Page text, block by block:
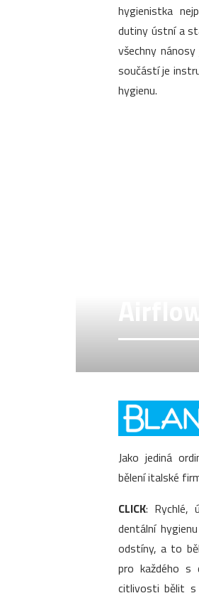
hygienistka
dutiny ústní a
všechny
součástí je
hygienu.
Jako jediná
bělení italské
CLICK: Rychlé,
dentální
odstíny, a to
pro každého s
citlivosti bělit s